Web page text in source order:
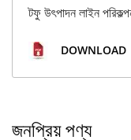
টফু উৎপাদন লাইন
DOWNLOAD
জনপ্রিয় পণ্য